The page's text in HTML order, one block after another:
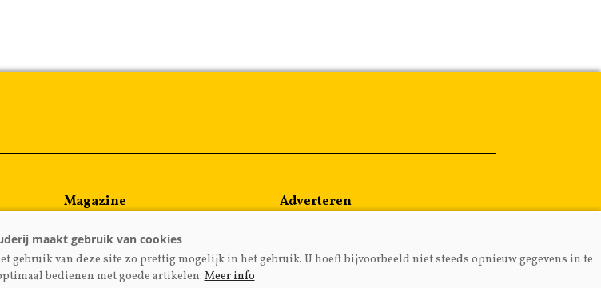
Magazine
Adverteren
Over ons
gebruik van deze site zo prettig mogelijk in het gebruik. U hoeft bijvoorbeeld niet steeds opnieuw gegevens in te
bedienen met goede artikelen.Meer info